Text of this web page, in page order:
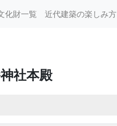
化財一覧 近代建築の楽しみ方
社本殿